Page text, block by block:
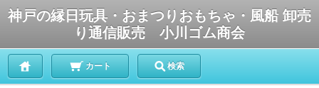
神戸の縁日玩具・おまつりおもちゃ・風船 卸売
り通信販売 小川ゴム商会
カート 検索